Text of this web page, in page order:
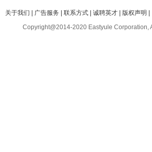
关于我们 广告服务 |联系方式 |诚聘英才 版权声明
Copyright@2014-2020 Eastyule